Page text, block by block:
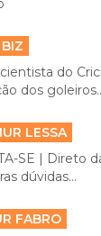
do
dos
LESSA
SE | Direto
dúvidas...
FABRO